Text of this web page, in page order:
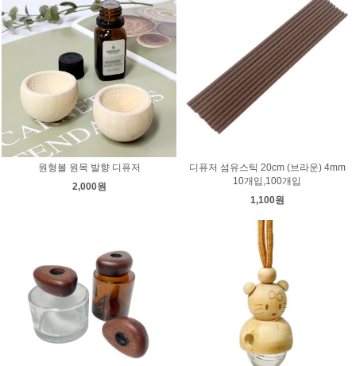
원형볼 원목 발향 디퓨저
2,000원
디퓨저 섬유스틱 20cm (브라운) 4mm
10개입,100개입
1,100원